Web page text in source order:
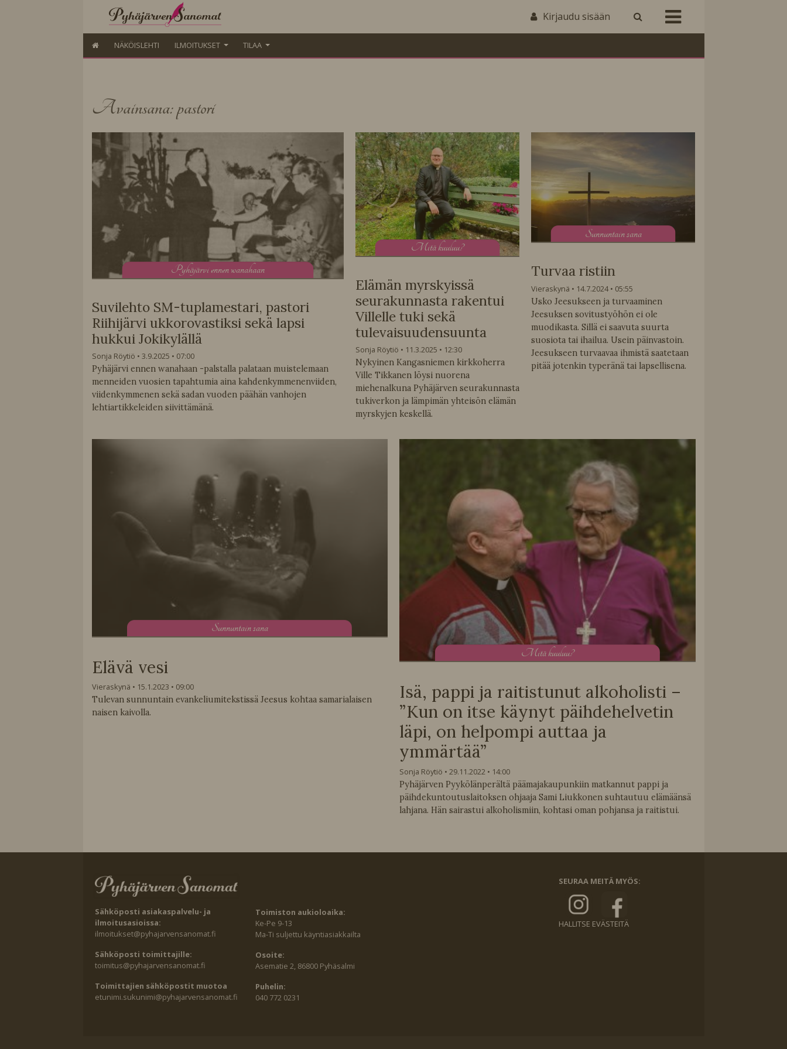
Kirjaudu sisään
NÄKÖISLEHTI ILMOITUKSET TILAA
Avainsana: pastori
Pyhäjärvi ennen wanahaan
Suvilehto SM-tuplamestari, pastori
Riihijärvi ukkorovastiksi sekä lapsi
hukkui Jokikylällä
Sonja Röytiö 3.9.2025
07:00
Pyhäjärvi ennen wanahaan -palstalla palataan muistelemaan
menneiden vuosien tapahtumia aina kahdenkymmenenviiden,
viidenkymmenen sekä sadan vuoden päähän vanhojen
lehtiartikkeleiden siivittämänä.
Mitä kuuluu?
Elämän myrskyissä
seurakunnasta rakentui
Villelle tuki sekä
tulevaisuudensuunta
Sonja Röytiö 11.3.2025
12:30
Nykyinen Kangasniemen kirkkoherra
Ville Tikkanen löysi nuorena
miehenalkuna Pyhäjärven seurakunnasta
tukiverkon ja lämpimän yhteisön elämän
myrskyjen keskellä.
Sunnuntain sana
Turvaa ristiin
Vieraskynä 14.7.2024
05:55
Usko Jeesukseen ja turvaaminen
Jeesuksen sovitustyöhön ei ole
muodikasta. Sillä ei saavuta suurta
suosiota tai ihailua. Usein päinvastoin.
Jeesukseen turvaavaa ihmistä saatetaan
pitää jotenkin typeränä tai lapsellisena.
Sunnuntain sana
Elävä vesi
Vieraskynä 15.1.2023
09:00
Tulevan sunnuntain evankeliumitekstissä Jeesus kohtaa samarialaisen
naisen kaivolla.
Mitä kuuluu?
Isä, pappi ja raitistunut alkoholisti –
”Kun on itse käynyt päihdehelvetin
läpi, on helpompi auttaa ja
ymmärtää”
Sonja Röytiö 29.11.2022
14:00
Pyhäjärven Pyykölänperältä päämajakaupunkiin matkannut pappi ja
päihdekuntoutuslaitoksen ohjaaja Sami Liukkonen suhtautuu elämäänsä
lahjana. Hän sairastui alkoholismiin, kohtasi oman pohjansa ja raitistui.
Sähköposti asiakaspalvelu- ja
ilmoitusasioissa:
ilmoitukset@pyhajarvensanomat.fi
Sähköposti toimittajille:
toimitus@pyhajarvensanomat.fi
Toimittajien sähköpostit muotoa
etunimi.sukunimi@pyhajarvensanomat.fi
Toimiston aukioloaika:
Ke-Pe 9-13
Ma-Ti suljettu käyntiasiakkailta
Osoite:
Asematie 2, 86800 Pyhäsalmi
Puhelin:
040 772 0231
SEURAA MEITÄ MYÖS:
HALLITSE EVÄSTEITÄ